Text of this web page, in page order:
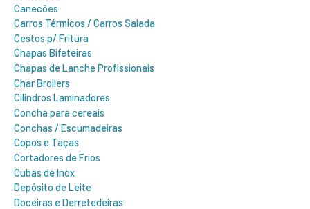
Canecões
Carros Térmicos / Carros Salada
Cestos p/ Fritura
Chapas Bifeteiras
Chapas de Lanche Profissionais
Char Broilers
Cilindros Laminadores
Concha para cereais
Conchas / Escumadeiras
Copos e Taças
Cortadores de Frios
Cubas de Inox
Depósito de Leite
Doceiras e Derretedeiras